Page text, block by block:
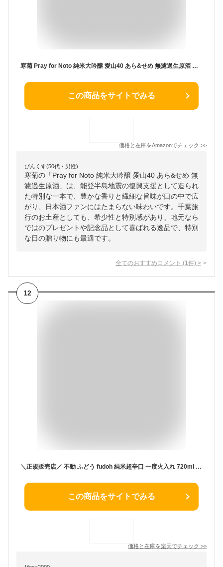
寒菊 Pray for Noto 純米大吟醸 愛山40 あら&せめ 無濾過生原酒 能登半島地震災害 復興支援酒 1800ml お酒 日本酒 純米 特別純米 純米吟醸 大吟醸
この商品をサイトでみる
価格と在庫をAmazonでチェック >>
ぴんくす(50代・男性)
寒菊の「Pray for Noto 純米大吟醸 愛山40 あら&せめ 無
濾過生原酒」は、能登半島地震の復興支援として造られ
た特別な一本で、豊かな香りと繊細な旨味が口の中で広
がり、日本酒ファンにはたまらない味わいです。千葉旅
行のお土産としても、希少性と特別感があり、地元なら
ではのプレゼントや記念品として喜ばれる逸品で、特別
な日の贈り物にも最適です。
全てのおすすめコメント (1 件) >
12
＼正規販売店／ 不動 ふどう fudoh 純米超辛口 一度火入れ 720ml 日本酒 お酒 酒 SAKE 千葉県 鍋店株式会社 美好屋酒店 有名 人気 飲みやすい ギフト プレゼント お祝い 贈り物 誕生日 退職祝い 結婚祝い 還暦祝い 内祝い 手土産
この商品をサイトでみる
価格と在庫を楽天でチェック >>